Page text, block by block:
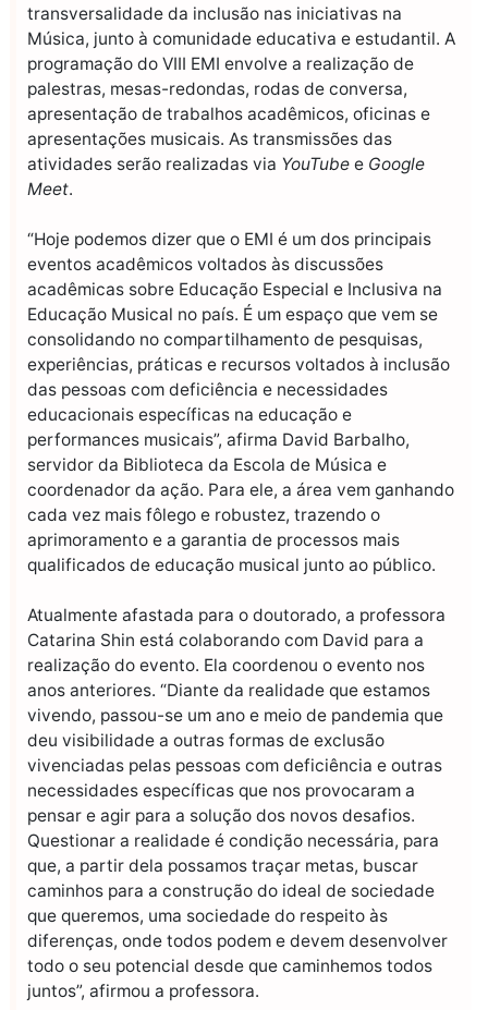
transversalidade da inclusão nas iniciativas na
Música, junto à comunidade educativa e estudantil. A
programação do VIII EMI envolve a realização de
palestras, mesas-redondas, rodas de conversa,
apresentação de trabalhos acadêmicos, oficinas e
apresentações musicais. As transmissões das
atividades serão realizadas via YouTube e Google
Meet.
“Hoje podemos dizer que o EMI é um dos principais
eventos acadêmicos voltados às discussões
acadêmicas sobre Educação Especial e Inclusiva na
Educação Musical no país. É um espaço que vem se
consolidando no compartilhamento de pesquisas,
experiências, práticas e recursos voltados à inclusão
das pessoas com deficiência e necessidades
educacionais específicas na educação e
performances musicais”, afirma David Barbalho,
servidor da Biblioteca da Escola de Música e
coordenador da ação. Para ele, a área vem ganhando
cada vez mais fôlego e robustez, trazendo o
aprimoramento e a garantia de processos mais
qualificados de educação musical junto ao público.
Atualmente afastada para o doutorado, a professora
Catarina Shin está colaborando com David para a
realização do evento. Ela coordenou o evento nos
anos anteriores. “Diante da realidade que estamos
vivendo, passou-se um ano e meio de pandemia que
deu visibilidade a outras formas de exclusão
vivenciadas pelas pessoas com deficiência e outras
necessidades específicas que nos provocaram a
pensar e agir para a solução dos novos desafios.
Questionar a realidade é condição necessária, para
que, a partir dela possamos traçar metas, buscar
caminhos para a construção do ideal de sociedade
que queremos, uma sociedade do respeito às
diferenças, onde todos podem e devem desenvolver
todo o seu potencial desde que caminhemos todos
juntos”, afirmou a professora.